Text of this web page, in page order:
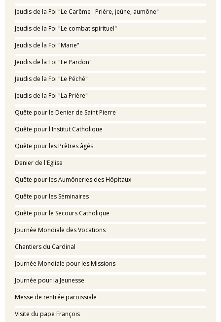
Jeudis de la Foi "Le Carême : Prière, jeûne, aumône"
Jeudis de la Foi "Le combat spirituel"
Jeudis de la Foi "Marie"
Jeudis de la Foi "Le Pardon"
Jeudis de la Foi "Le Péché"
Jeudis de la Foi "La Prière"
Quête pour le Denier de Saint Pierre
Quête pour l'Institut Catholique
Quête pour les Prêtres âgés
Denier de l'Eglise
Quête pour les Aumôneries des Hôpitaux
Quête pour les Séminaires
Quête pour le Secours Catholique
Journée Mondiale des Vocations
Chantiers du Cardinal
Journée Mondiale pour les Missions
Journée pour la Jeunesse
Messe de rentrée paroissiale
Visite du pape François